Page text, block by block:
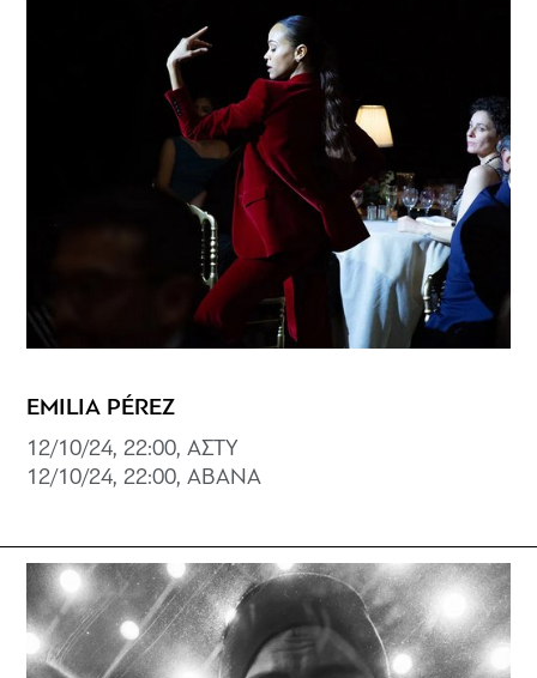
EMILIA PÉREZ
12/10/24, 22:00, ΑΣΤΥ
12/10/24, 22:00, ABANA